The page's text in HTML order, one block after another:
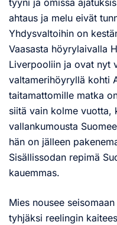
tyyni ja omissa
ahtaus ja melu eivät
Yhdysvaltoihin on
Vaasasta höyrylaivalla
Liverpooliin ja ovat nyt
valtamerihöyryllä kohti
taitamattomille matka
siitä vain kolme vuotta,
vallankumousta
hän on jälleen
Sisällissodan repimä
kauemmas.
Mies nousee
tyhjäksi reelingin